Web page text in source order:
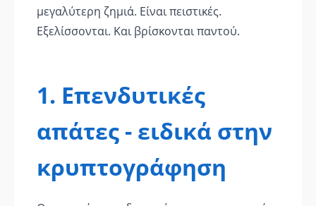
μεγαλύτερη ζημιά. Είναι πειστικές.
Εξελίσσονται. Και βρίσκονται παντού.
1. Επενδυτικές
απάτες - ειδικά στην
κρυπτογράφηση